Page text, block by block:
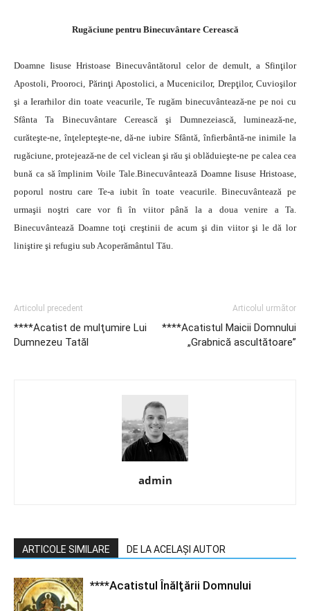
Rugăciune pentru Binecuvântare Cerească
Doamne Iisuse Hristoase Binecuvântătorul celor de demult, a Sfinţilor
Apostoli, Prooroci, Părinţi Apostolici, a Mucenicilor, Drepţilor, Cuvioşilor
şi a Ierarhilor din toate veacurile, Te rugăm binecuvântează-ne pe noi cu
Sfânta Ta Binecuvântare Cerească şi Dumnezeiască, luminează-ne,
curăteşte-ne, înţelepteşte-ne, dă-ne iubire Sfântă, înfierbântă-ne inimile la
rugăciune, protejează-ne de cel viclean şi rău şi oblăduieşte-ne pe calea cea
bună ca să împlinim Voile Tale.Binecuvântează Doamne Iisuse Hristoase,
poporul nostru care Te-a iubit în toate veacurile. Binecuvântează pe
urmaşii noştri care vor fi în viitor până la a doua venire a Ta.
Binecuvântează Doamne toţi creştinii de acum şi din viitor şi le dă lor
liniştire şi refugiu sub Acoperământul Tău.
Articolul precedent
****Acatist de mulţumire Lui
Dumnezeu Tatăl
Articolul următor
****Acatistul Maicii Domnului
„Grabnică ascultătoare”
admin
ARTICOLE SIMILARE DE LA ACELAȘI AUTOR
****Acatistul Înălţării Domnului